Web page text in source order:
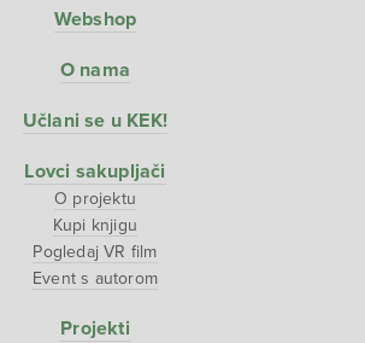
Webshop
O nama
Učlani se u KEK!
Lovci sakupljači
O projektu
Kupi knjigu
Pogledaj VR film
Event s autorom
Projekti